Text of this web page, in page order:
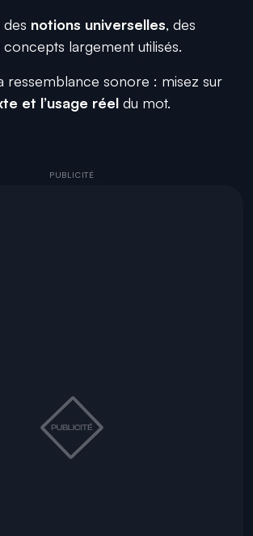
des notions universelles, des
largement utilisés.
ressemblance sonore : misez sur
et l’usage réel du mot.